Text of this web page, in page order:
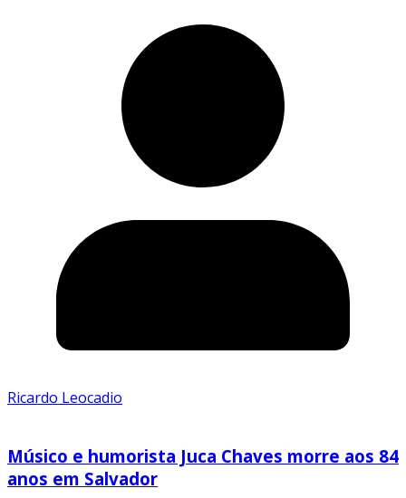
Ricardo Leocadio
Músico e humorista Juca Chaves morre aos 84
anos em Salvador